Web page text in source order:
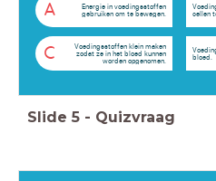
A
Energie in voedingsstoffen
gebruiken om te bewegen.
cellen
C
Voedingsstoffen klein maken
zodat ze in het bloed kunnen
worden opgenomen.
bloed.
Slide 5 - Quizvraag